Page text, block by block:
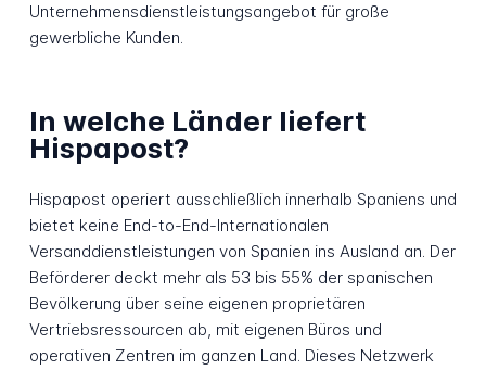
Unternehmensdienstleistungsangebot für große
gewerbliche Kunden.
In welche Länder liefert
Hispapost?
Hispapost operiert ausschließlich innerhalb Spaniens und
bietet keine End-to-End-Internationalen
Versanddienstleistungen von Spanien ins Ausland an. Der
Beförderer deckt mehr als 53 bis 55% der spanischen
Bevölkerung über seine eigenen proprietären
Vertriebsressourcen ab, mit eigenen Büros und
operativen Zentren im ganzen Land. Dieses Netzwerk